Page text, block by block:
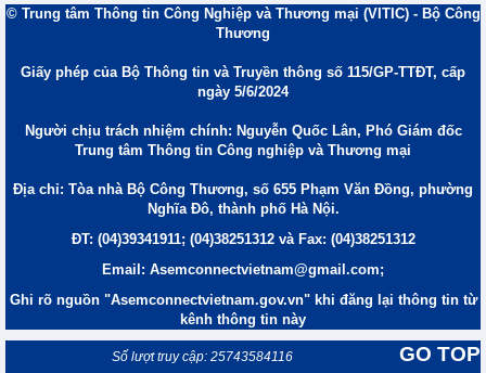
© Trung tâm Thông tin Công Nghiệp và Thương mại (VITIC) - Bộ Công
Thương
Giấy phép của Bộ Thông tin và Truyền thông số 115/GP-TTĐT, cấp
ngày 5/6/2024
Người chịu trách nhiệm chính: Nguyễn Quốc Lân, Phó Giám đốc
Trung tâm Thông tin Công nghiệp và Thương mại
Địa chỉ: Tòa nhà Bộ Công Thương, số 655 Phạm Văn Đồng, phường
Nghĩa Đô, thành phố Hà Nội.
ĐT: (04)39341911; (04)38251312 và Fax: (04)38251312
Email: Asemconnectvietnam@gmail.com;
Ghi rõ nguồn "Asemconnectvietnam.gov.vn" khi đăng lại thông tin từ
kênh thông tin này
GO TOP
Số lượt truy cập: 25743584116